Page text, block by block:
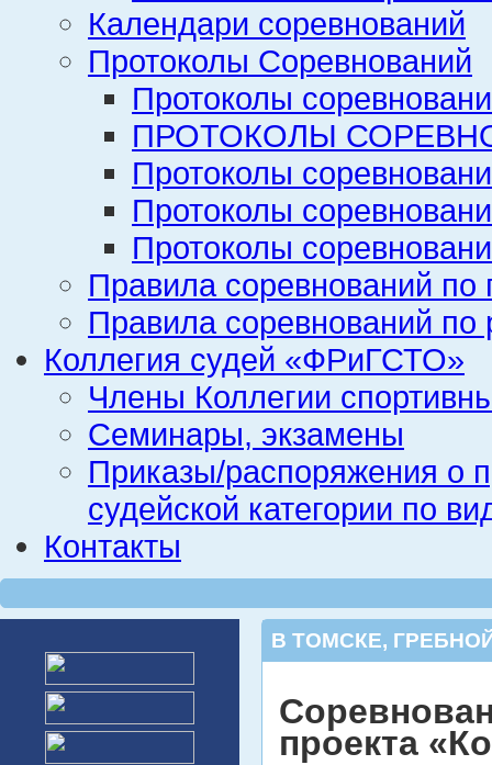
Календари соревнований
Протоколы Соревнований
Протоколы
ПРОТОКОЛЫ
Протоколы
Протоколы
Протоколы
Правила соревнований по
Правила соревнований по
Коллегия судей «ФРиГСТО»
Члены Коллегии
Семинары, экзамены
Приказы/распоряжения о
судейской категории по
Контакты
В ТОМСКЕ,
проекта